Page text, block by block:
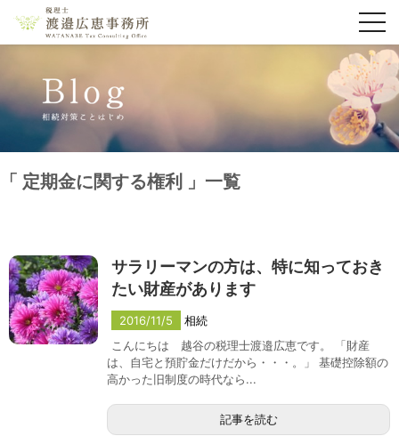
定期金に関する権利 一覧
サラリーマンの方は、特に知っておき
たい財産があります
2016/11/5
相続
こんにちは 越谷の税理士渡邉広恵です。 「財産
は、自宅と預貯金だけだから・・・。」 基礎控除額の
高かった旧制度の時代なら...
記事を読む